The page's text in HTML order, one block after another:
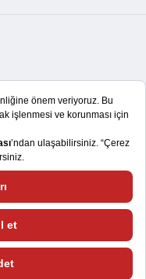
Bu nedenle,
ilişkin verileri
fazla bilgi almak ve çerez